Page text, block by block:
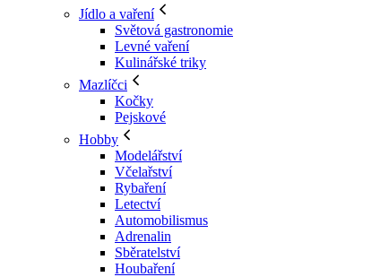
Jídlo a vaření
Světová gastronomie
Levné vaření
Kulinářské triky
Mazlíčci
Kočky
Pejskové
Hobby
Modelářství
Včelařství
Rybaření
Letectví
Automobilismus
Adrenalin
Sběratelství
Houbaření